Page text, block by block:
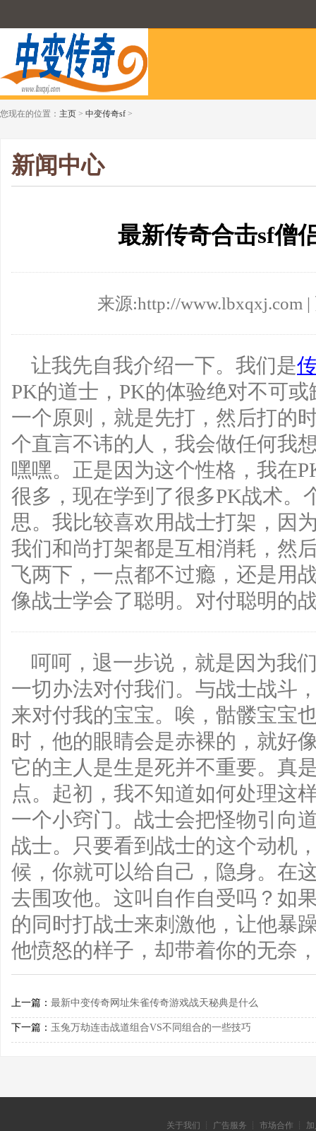
您现在的位置： 主页 > 中变传奇sf >
新闻中心
最新传奇合击sf僧
来源:http://www.lbxqxj.com
让我先自我介绍一下。我们是
PK的道士，PK的体验绝对不可
一个原则，就是先打，然后打的
个直言不讳的人，我会做任何我
嘿嘿。正是因为这个性格，我在
很多，现在学到了很多PK战术。
思。我比较喜欢用战士打架，因
我们和尚打架都是互相消耗，然
飞两下，一点都不过瘾，还是用
像战士学会了聪明。对付聪明的
呵呵，退一步说，就是因为我
一切办法对付我们。与战士战斗
来对付我的宝宝。唉，骷髅宝宝
时，他的眼睛会是赤裸的，就好
它的主人是生是死并不重要。真
点。起初，我不知道如何处理这
一个小窍门。战士会把怪物引向
战士。只要看到战士的这个动机
候，你就可以给自己，隐身。在
去围攻他。这叫自作自受吗？如
的同时打战士来刺激他，让他暴
他愤怒的样子，却带着你的无奈
上一篇： 最新中变传奇网址朱雀传奇游戏战天秘典是什么
下一篇： 玉兔万劫连击战道组合VS不同组合的一些技巧
关于我们 ┊ 广告服务 ┊ 市场合作 ┊